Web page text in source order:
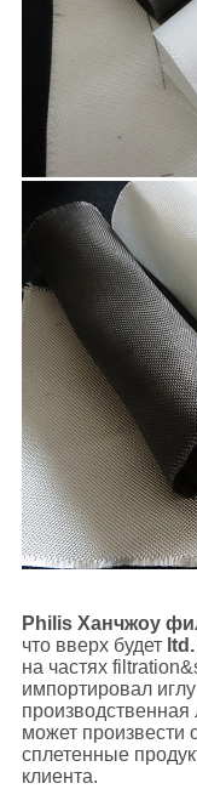
Philis Ханчжоу
что вверх будет ltd.
на частях
импортировал
может произвести
сплетенные
клиента.